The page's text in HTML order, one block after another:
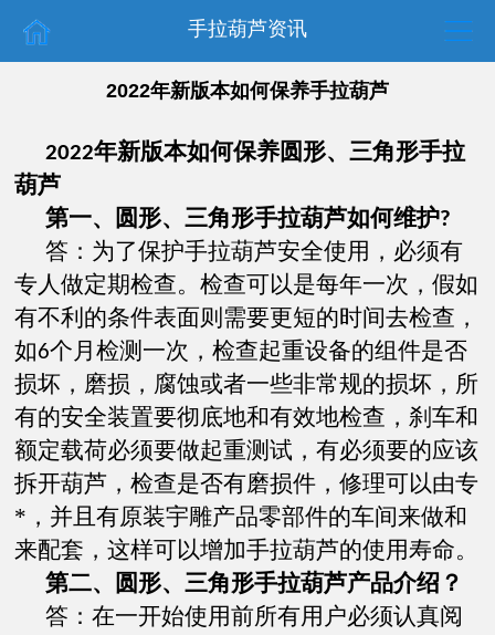
手拉葫芦资讯
2022年新版本如何保养手拉葫芦
2022年新版本如何保养圆形、三角形手拉
葫芦
第一、圆形、三角形手拉葫芦如何维护?
答：为了保护手拉葫芦安全使用，必须有
专人做定期检查。检查可以是每年一次，假如
有不利的条件表面则需要更短的时间去检查，
如6个月检测一次，检查起重设备的组件是否
损坏，磨损，腐蚀或者一些非常规的损坏，所
有的安全装置要彻底地和有效地检查，刹车和
额定载荷必须要做起重测试，有必须要的应该
拆开葫芦，检查是否有磨损件，修理可以由专
*，并且有原装宇雕产品零部件的车间来做和
来配套，这样可以增加手拉葫芦的使用寿命。
第二、
圆形、三角形手拉葫芦产品介绍？
答：在一开始使用前所有用户必须认真阅